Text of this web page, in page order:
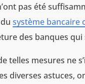
pas été
dusystème bancaire
des banques
telles mesures ne
diverses astuces,